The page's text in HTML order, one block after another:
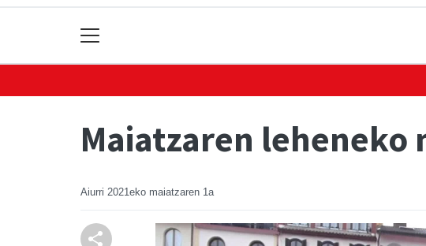
Maiatzaren leheneko
Aiurri 2021eko maiatzaren 1a